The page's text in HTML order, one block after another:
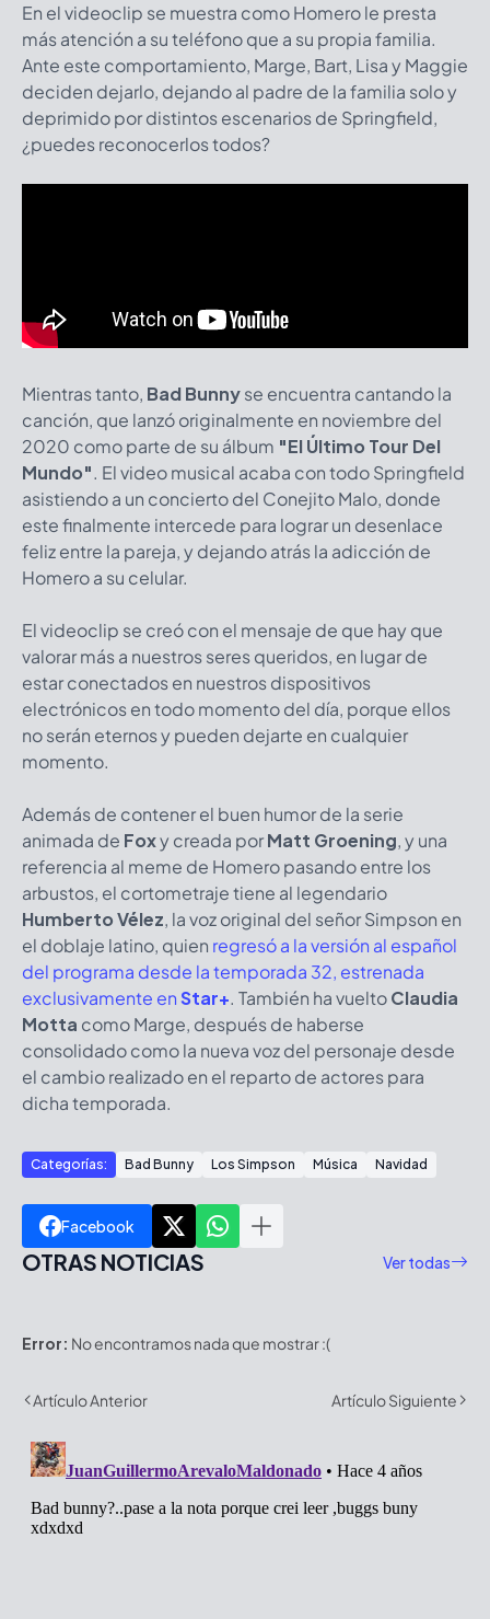
En el videoclip se muestra como Homero le presta
más atención a su teléfono que a su propia familia.
Ante este comportamiento, Marge, Bart, Lisa y Maggie
deciden dejarlo, dejando al padre de la familia solo y
deprimido por distintos escenarios de Springfield,
¿puedes reconocerlos todos?
Mientras tanto, Bad Bunnyse encuentra cantando la
canción, que lanzó originalmente en noviembre del
2020 como parte de su álbum "El Último Tour Del
Mundo". El video musical acaba con todo Springfield
asistiendo a un concierto del Conejito Malo, donde
este finalmente intercede para lograr un desenlace
feliz entre la pareja, y dejando atrás la adicción de
Homero a su celular.
El videoclip se creó con el mensaje de que hay que
valorar más a nuestros seres queridos, en lugar de
estar conectados en nuestros dispositivos
electrónicos en todo momento del día, porque ellos
no serán eternos y pueden dejarte en cualquier
momento.
Además de contener el buen humor de la serie
animada de Foxy creada porMatt Groening, y una
referencia al meme de Homero pasando entre los
arbustos, el cortometraje tiene al legendario
Humberto Vélez, la voz original del señor Simpson en
el doblaje latino, quien regresó a la versión al español
del programa desde la temporada 32, estrenada
exclusivamente enStar+. También ha vueltoClaudia
Motta como Marge, después de haberse
consolidado como la nueva voz del personaje desde
el cambio realizado en el reparto de actores para
dicha temporada.
Categorías: Bad Bunny Los Simpson Música Navidad
Facebook
OTRAS NOTICIAS Ver todas
Error: No encontramos nada que mostrar :(
Artículo Anterior Artículo Siguiente